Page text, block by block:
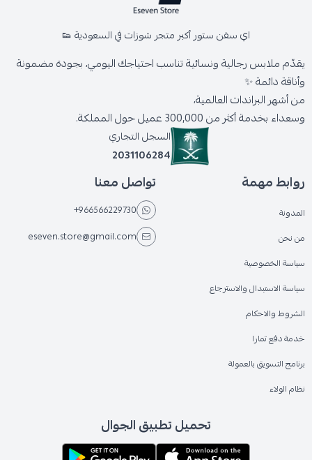
اي سفن ستور أكبر متجر شوزات في السعودية 👟
يقدّم ملابس رجالية ونسائية تناسب احتياجك اليومي، بجودة مضمونة
وأناقة دائمة ✨
من أشهر البراندات العالمية،
وسعداء بخدمة أكثر من 300,000 عميل حول المملكة.
السجل التجاري
2031106284
روابط مهمة
المدونة
من نحن
سياسة الخصوصية
سياسة الاستبدال والاسترجاع
الشروط والاحكام
خدمة دفع تمارا
برنامج التسويق بالعمولة
نظام الولاء
تواصل معنا
+966566229730
eseven.store@gmail.com
تحميل تطبيق الجوال